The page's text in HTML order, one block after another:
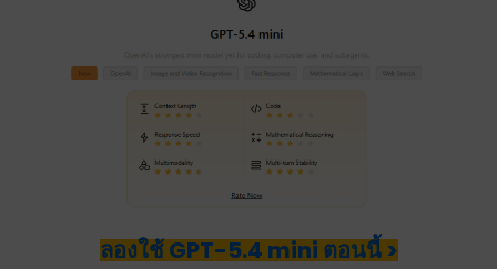
ลองใช้ GPT-5.4 mini ตอนนี้ >